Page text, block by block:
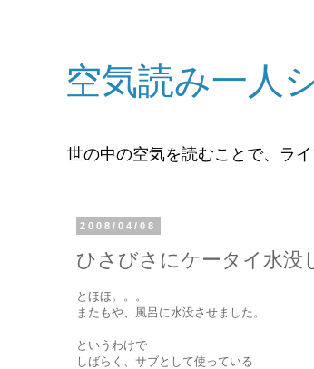
空気読み一人
世の中の空気を読むことで、ラ
2008/04/08
ひさびさにケータイ水没
とほほ。。。
またもや、風呂に水没させました。
というわけで
しばらく、サブとして使っている